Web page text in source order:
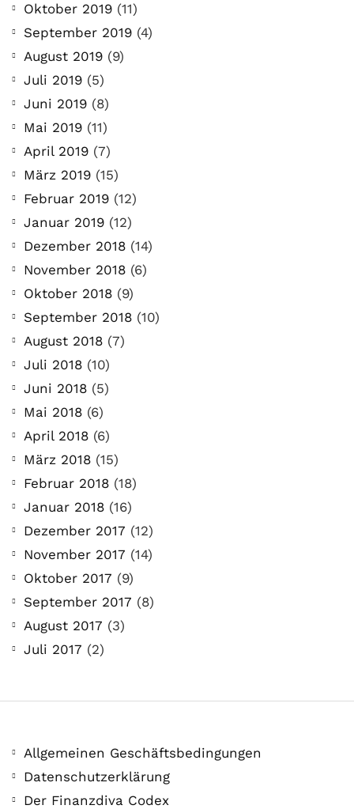
Oktober 2019 (11)
September 2019 (4)
August 2019 (9)
Juli 2019 (5)
Juni 2019 (8)
Mai 2019 (11)
April 2019 (7)
März 2019 (15)
Februar 2019 (12)
Januar 2019 (12)
Dezember 2018 (14)
November 2018 (6)
Oktober 2018 (9)
September 2018 (10)
August 2018 (7)
Juli 2018 (10)
Juni 2018 (5)
Mai 2018 (6)
April 2018 (6)
März 2018 (15)
Februar 2018 (18)
Januar 2018 (16)
Dezember 2017 (12)
November 2017 (14)
Oktober 2017 (9)
September 2017 (8)
August 2017 (3)
Juli 2017 (2)
Allgemeinen Geschäftsbedingungen
Datenschutzerklärung
Der Finanzdiva Codex